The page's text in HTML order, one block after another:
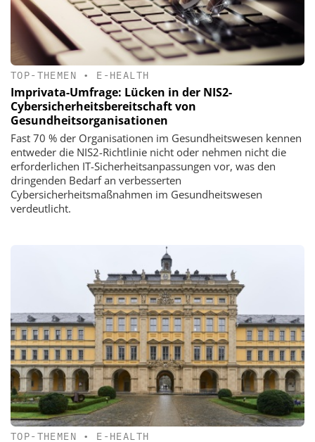
TOP-THEMEN • E-HEALTH
Imprivata-Umfrage: Lücken in der NIS2-
Cybersicherheitsbereitschaft von
Gesundheitsorganisationen
Fast 70 % der Organisationen im Gesundheitswesen kennen
entweder die NIS2-Richtlinie nicht oder nehmen nicht die
erforderlichen IT-Sicherheitsanpassungen vor, was den
dringenden Bedarf an verbesserten
Cybersicherheitsmaßnahmen im Gesundheitswesen
verdeutlicht.
TOP-THEMEN • E-HEALTH